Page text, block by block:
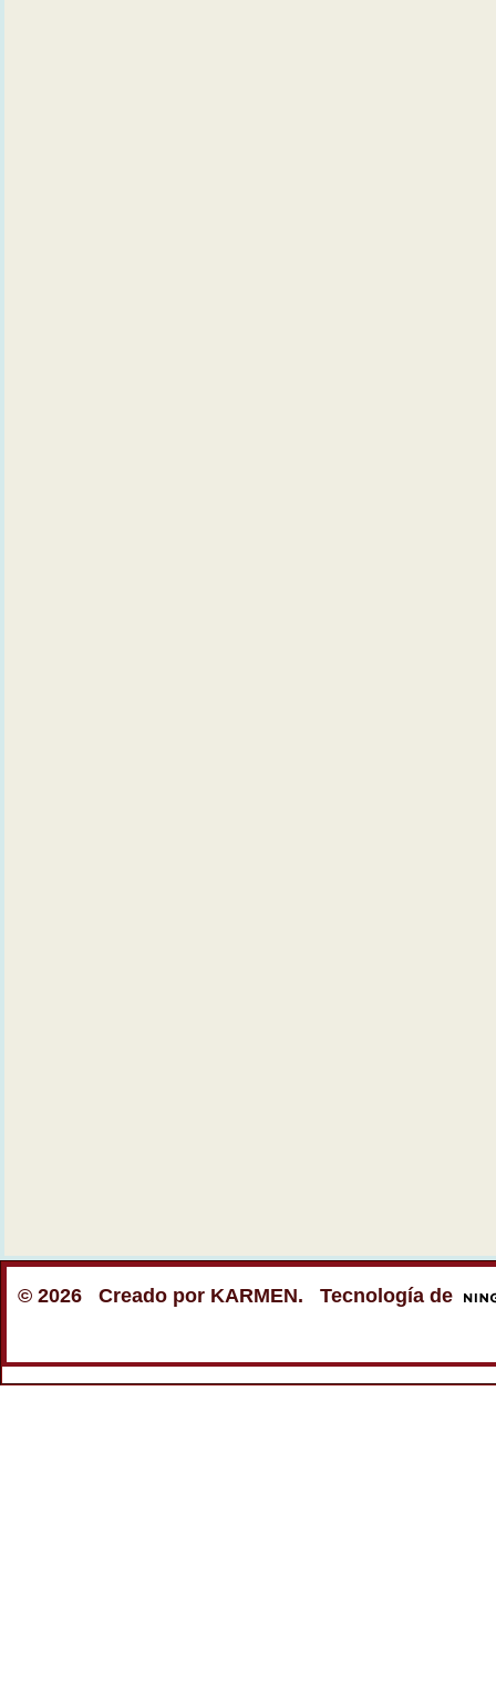
© 2026 Creado por KARMEN. Tecnología de